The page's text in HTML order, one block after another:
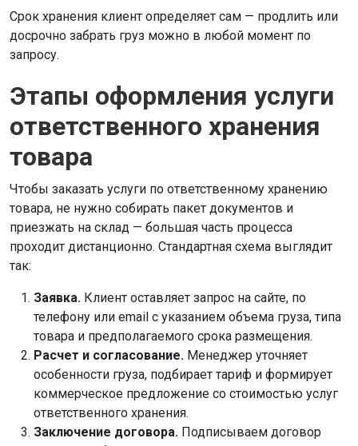
Срок хранения клиент определяет сам — продлить или
досрочно забрать груз можно в любой момент по
запросу.
Этапы оформления услуги
ответственного хранения
товара
Чтобы заказать услуги по ответственному хранению
товара, не нужно собирать пакет документов и
приезжать на склад — большая часть процесса
проходит дистанционно. Стандартная схема выглядит
так:
Заявка. Клиент оставляет запрос на сайте, по
телефону или email с указанием объема груза, типа
товара и предполагаемого срока размещения.
Расчет и согласование. Менеджер уточняет
особенности груза, подбирает тариф и формирует
коммерческое предложение со стоимостью услуг
ответственного хранения.
Заключение договора. Подписываем договор